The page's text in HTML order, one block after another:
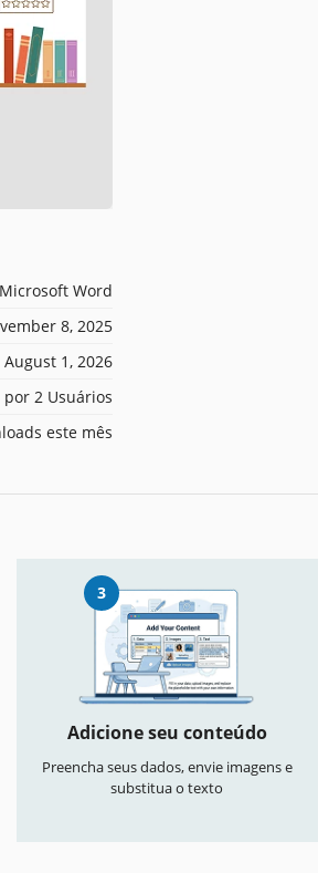
Word
8, 2025
August 1, 2026
2 Usuários
este mês
3
Adicione seu conteúdo
Preencha seus dados, envie imagens e
substitua o texto